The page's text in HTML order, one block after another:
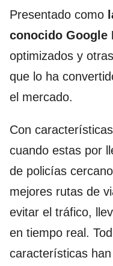
Presentado como
conocido Google
optimizados y
que lo ha
el mercado.
Con
cuando estas por
de policías
mejores rutas de
evitar el tráfico,
en tiempo real.
características